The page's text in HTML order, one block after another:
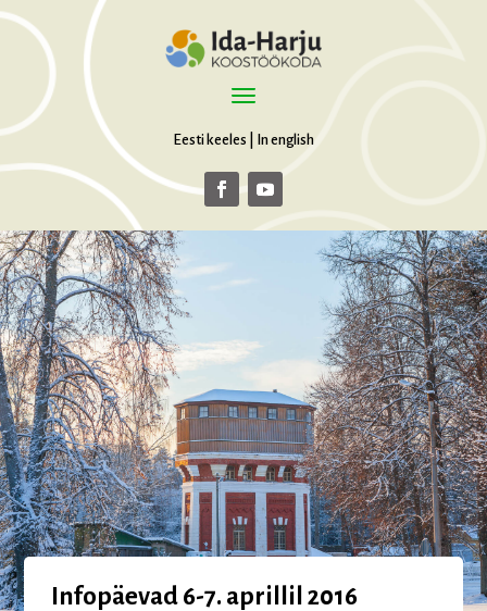
Eesti keeles In english
Infopäevad 6-7. aprillil 2016